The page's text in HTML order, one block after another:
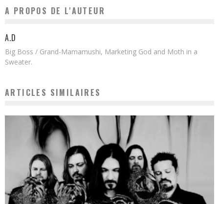
A PROPOS DE L'AUTEUR
A.D
Big Boss / Grand-Mamamushi, Marketing God and Moth in a
Sweater.
ARTICLES SIMILAIRES